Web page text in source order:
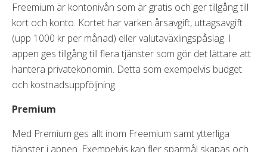
Freemium är kontonivån som är gratis och ger tillgång till
kort och konto. Kortet har varken årsavgift, uttagsavgift
(upp 1000 kr per månad) eller valutaväxlingspåslag. I
appen ges tillgång till flera tjänster som gör det lättare att
hantera privatekonomin. Detta som exempelvis budget
och kostnadsuppföljning.
Premium
Med Premium ges allt inom Freemium samt ytterliga
tjänster i appen. Exempelvis kan fler sparmål skapas och